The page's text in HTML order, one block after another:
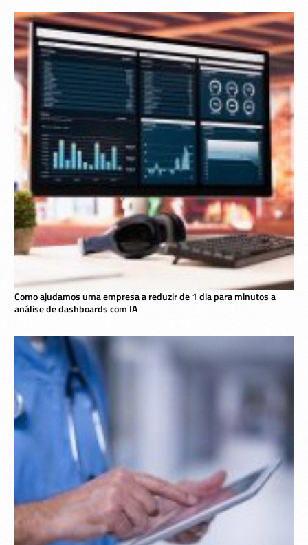
Como ajudamos uma empresa a reduzir de 1 dia para minutos a
análise de dashboards com IA